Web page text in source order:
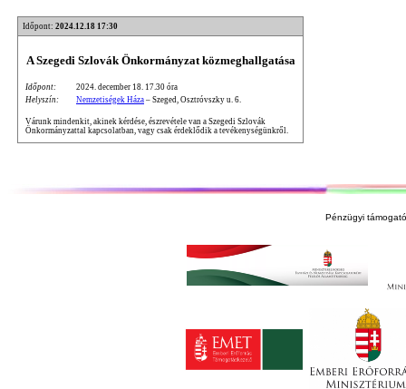
Időpont: 2024.12.18 17:30
A Szegedi Szlovák Önkormányzat közmeghallgatása
Időpont:
2024. december 18. 17.30 óra
Helyszín:
Nemzetiségek Háza – Szeged, Osztróvszky u. 6.
Várunk mindenkit, akinek kérdése, észrevétele van a Szegedi Szlovák
Önkormányzattal kapcsolatban, vagy csak érdeklődik a tevékenységünkről.
Pénzügyi